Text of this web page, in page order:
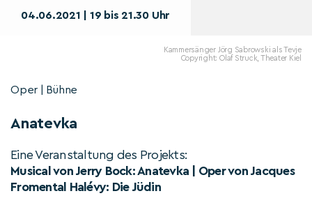
04.06.2021 | 19 bis 21.30 Uhr
Kammersänger Jörg Sabrowski als Tevje
Copyright: Olaf Struck, Theater Kiel
Oper | Bühne
Anatevka
Eine Veranstaltung des Projekts:
Musical von Jerry Bock: Anatevka | Oper von Jacques
Fromental Halévy: Die Jüdin